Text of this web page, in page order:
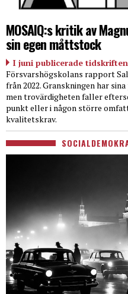
MOSAIQ:s kritik av
sin egen måttstock
I juni publicerade tidskriften
Försvarshögskolans rapport
från 2022. Granskningen har
men trovärdigheten faller
punkt eller i någon större
kvalitetskrav.